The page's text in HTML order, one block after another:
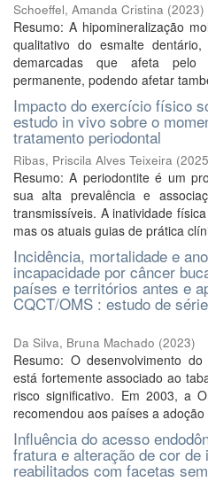
Schoeffel, Amanda Cristina (2023)
Resumo: A hipomineralização
qualitativo do esmalte
demarcadas que afeta
permanente, podendo afetar
Impacto do exercício físico
estudo in vivo sobre o
tratamento periodontal
Ribas, Priscila Alves Teixeira (2025
Resumo: A periodontite é um
sua alta prevalência e
transmissíveis. A inatividade
mas os atuais guias de prática
Incidência, mortalidade e
incapacidade por câncer
países e territórios antes e
CQCT/OMS : estudo de
Da Silva, Bruna Machado (2023)
Resumo: O desenvolvimento
está fortemente associado ao
risco significativo. Em 2003, a
recomendou aos países a adoção
Influência do acesso
fratura e alteração de cor
reabilitados com facetas